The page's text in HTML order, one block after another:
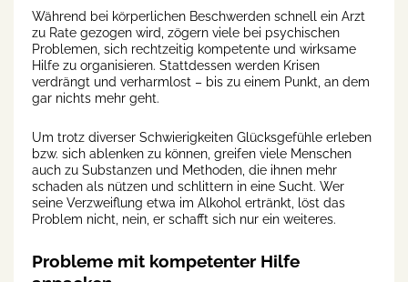
Während bei körperlichen Beschwerden schnell ein Arzt
zu Rate gezogen wird, zögern viele bei psychischen
Problemen, sich rechtzeitig kompetente und wirksame
Hilfe zu organisieren. Stattdessen werden Krisen
verdrängt und verharmlost – bis zu einem Punkt, an dem
gar nichts mehr geht.
Um trotz diverser Schwierigkeiten Glücksgefühle erleben
bzw. sich ablenken zu können, greifen viele Menschen
auch zu Substanzen und Methoden, die ihnen mehr
schaden als nützen und schlittern in eine Sucht. Wer
seine Verzweiflung etwa im Alkohol ertränkt, löst das
Problem nicht, nein, er schafft sich nur ein weiteres.
Probleme mit kompetenter Hilfe